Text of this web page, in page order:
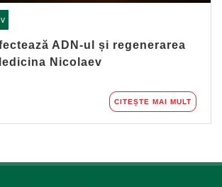
ADN-ul și regenerarea
Nicolaev
CITEȘTE MAI MULT